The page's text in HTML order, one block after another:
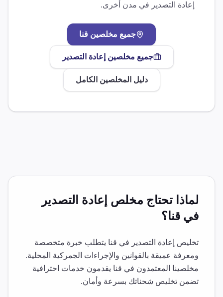
إعادة التصدير في مدن أخرى.
جميع مخلصين قنا
جميع مخلصين إعادة التصدير
دليل المخلصين الكامل
لماذا تحتاج مخلص إعادة التصدير
في قنا؟
تخليص إعادة التصدير في قنا يتطلب خبرة متخصصة
ومعرفة عميقة بالقوانين والإجراءات الجمركية المحلية.
مخلصينا المعتمدون في قنا يقدمون خدمات احترافية
تضمن تخليص شحناتك بسرعة وأمان.